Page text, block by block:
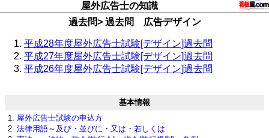
屋外広告士の知識
過去問> 過去問 広告デザイン
平成28年度屋外広告士試験[デザイン]過去問
平成27年度屋外広告士試験[デザイン]過去問
平成26年度屋外広告士試験[デザイン]過去問
基本情報
屋外広告士試験の申込方
法律用語～及び・並びに・又は・若しくは